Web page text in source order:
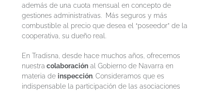
además de una cuota mensual en concepto de
gestiones administrativas. Más seguros y más
combustible al precio que desea el “poseedor” de la
cooperativa, su dueño real.
En Tradisna, desde hace muchos años, ofrecemos
nuestra colaboraciónal Gobierno de Navarra en
materia de inspección. Consideramos que es
indispensable la participación de las asociaciones